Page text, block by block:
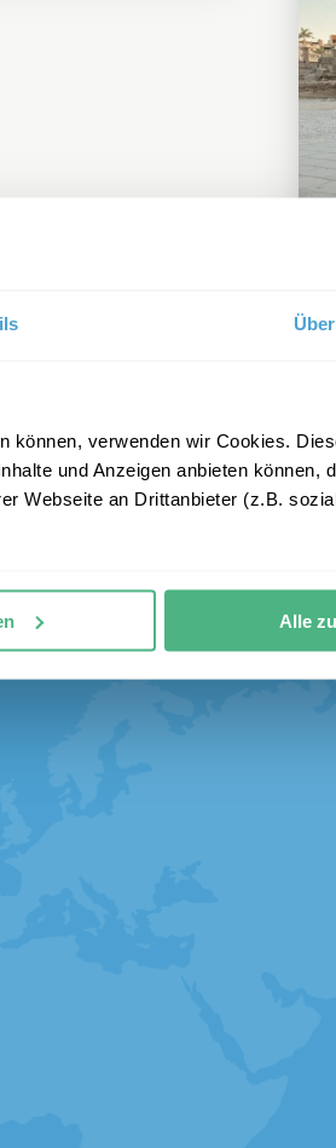
können, verwenden wir Cookies.
und Anzeigen anbieten können,
Webseite an Drittanbieter (z.B.
Alle
Sie